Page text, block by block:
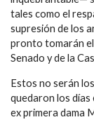
tales como el
supresión de los
pronto tomarán
Senado y de la
Estos no serán
quedaron los días
ex primera dama